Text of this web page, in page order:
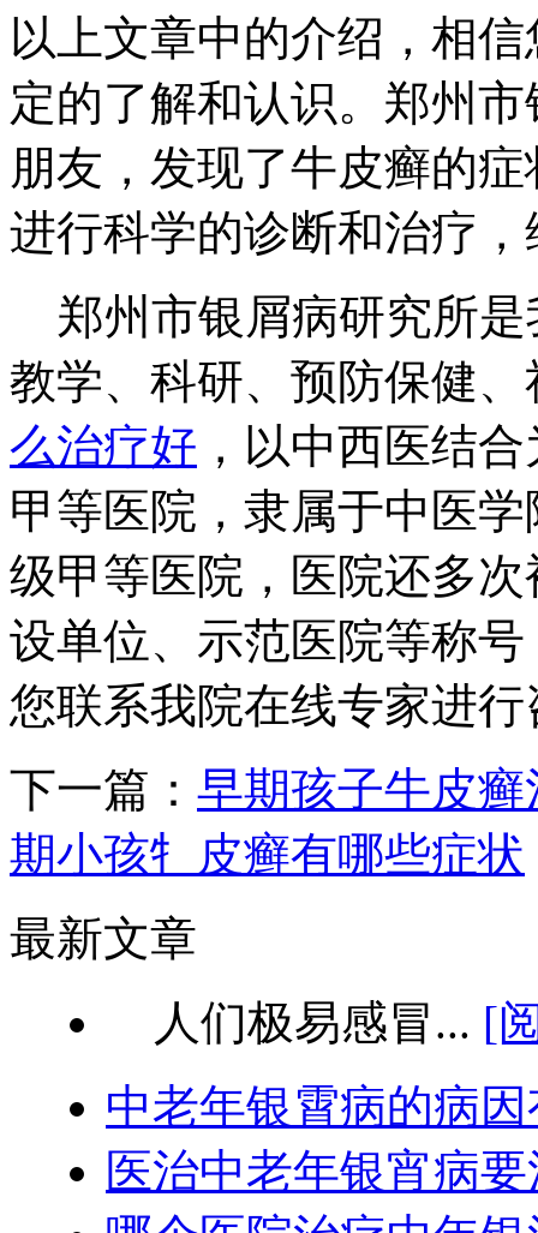
以上文章中的介绍，相
定的了解和认识。郑州
朋友，发现了牛皮癣的
进行科学的诊断和治疗
郑州市银屑病研究所是
教学、科研、预防保健
么治疗好 ，以中西医结
甲等医院，隶属于中医
级甲等医院，医院还多
设单位、示范医院等称
您联系我院在线专家进行
下一篇： 早期孩子牛皮
期小孩牜皮癣有哪些症状
最新文章
人们极易感冒... [
中老年银霄病的病
医治中老年银宵病